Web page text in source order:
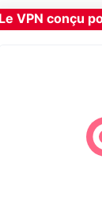
Le VPN conçu